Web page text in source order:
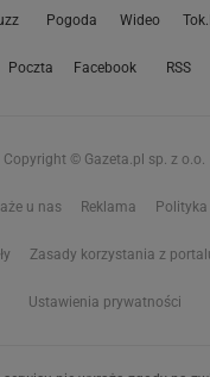
Pogoda Wideo
Poczta Facebook RSS
Copyright © Gazeta.pl sp. z o.o.
u nas Reklama
Zasady korzystania z
Ustawienia prywatności